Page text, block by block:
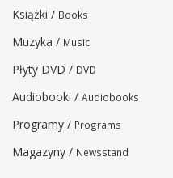
Książki / Books
Muzyka / Music
Płyty DVD / DVD
Audiobooki / Audiobooks
Programy / Programs
Magazyny / Newsstand